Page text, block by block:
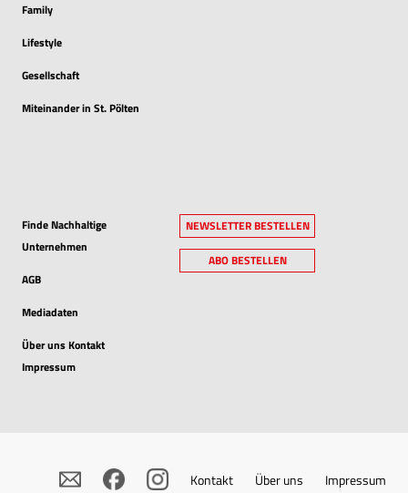
Family
Lifestyle
Gesellschaft
Miteinander in St. Pölten
Finde Nachhaltige
Unternehmen
AGB
Mediadaten
Über uns Kontakt
Impressum
NEWSLETTER BESTELLEN
ABO BESTELLEN
Kontakt Über uns Impressum